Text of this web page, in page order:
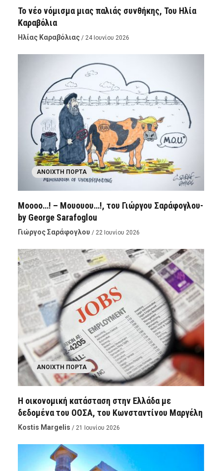
Το νέο νόμισμα μιας παλιάς συνθήκης, Του Ηλία
Καραβόλια
Ηλίας Καραβόλιας / 24 Ιουνίου 2026
ΑΝΟΙΧΤΉ ΠΌΡΤΑ
Moooo…! – Μουουου…!, του Γιώργου Σαράφογλου-
by George Sarafoglou
Γιώργος Σαράφογλου / 22 Ιουνίου 2026
ΑΝΟΙΧΤΉ ΠΌΡΤΑ
Η οικονομική κατάσταση στην Ελλάδα με
δεδομένα του ΟΟΣΑ, του Κωνσταντίνου Μαργέλη
Kostis Margelis / 21 Ιουνίου 2026